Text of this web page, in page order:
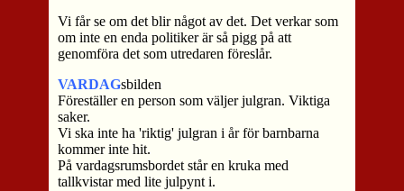
Vi får se om det blir något av det. Det verkar som
om inte en enda politiker är så pigg på att
genomföra det som utredaren föreslår.
VARDAGsbilden
Föreställer en person som väljer julgran. Viktiga
saker.
Vi ska inte ha 'riktig' julgran i år för barnbarna
kommer inte hit.
På vardagsrumsbordet står en kruka med
tallkvistar med lite julpynt i.